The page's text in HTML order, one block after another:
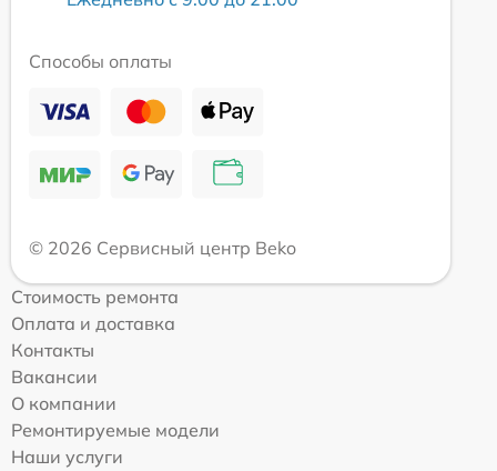
Способы оплаты
© 2026 Сервисный центр Beko
Стоимость ремонта
Оплата и доставка
Контакты
Вакансии
О компании
Ремонтируемые модели
Наши услуги